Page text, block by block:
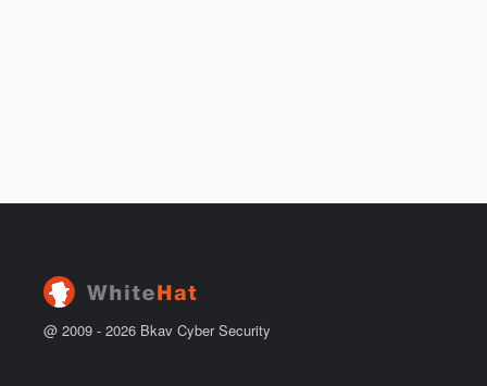
@ 2009 - 2026 Bkav Cyber Security